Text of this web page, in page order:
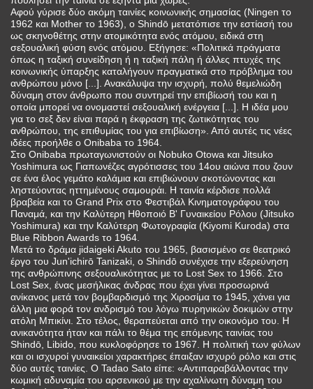
Αφού γύρισε δύο ακόμη ταινίες κοινωνικής σημασίας (Ningen το
1962 και Mother το 1963), ο Shindō μετατόπισε την εστίασή του
ως σκηνοθέτης στην ατομικότητα ενός ατόμου, ειδικά στη
σεξουαλική φύση ενός ατόμου. Εξήγησε: «Πολιτικά πράγματα
όπως η ταξική συνείδηση ή η ταξική πάλη ή άλλες πτυχές της
κοινωνικής ύπαρξης καταλήγουν πραγματικά στο πρόβλημα του
ανθρώπου μόνο [...]. Ανακάλυψα την ισχυρή, πολύ θεμελιώδη
δύναμη στον άνθρωπο που συντηρεί την επιβίωσή του και η
οποία μπορεί να ονομαστεί σεξουαλική ενέργεια [...]. Η ιδέα μου
για το σεξ δεν είναι παρά η έκφραση της ζωτικότητας του
ανθρώπου, της επιθυμίας του για επιβίωση». Από αυτές τις νέες
ιδέες προήλθε ο Onibaba το 1964.
Στο Onibaba πρωταγωνιστούν οι Nobuko Otowa και Jitsuko
Yoshimura ως Γιαπωνέζες αγρότισσες του 14ου αιώνα που ζουν
σε ένα έλος γεμάτο καλάμια και επιβιώνουν σκοτώνοντας και
ληστεύοντας ηττημένους σαμουράι. Η ταινία κέρδισε πολλά
βραβεία και το Grand Prix στο Φεστιβάλ Κινηματογράφου του
Παναμά, και την Καλύτερη Ηθοποιό Β' Γυναικείου Ρόλου (Jitsuko
Yoshimura) και την Καλύτερη Φωτογραφία (Kiyomi Kuroda) στα
Blue Ribbon Awards το 1964.
Μετά το δράμα jidaigeki Akuto του 1965, βασισμένο σε θεατρικό
έργο του Jun'ichirō Tanizaki, ο Shindō συνέχισε την εξερεύνηση
της ανθρώπινης σεξουαλικότητας με το Lost Sex το 1966. Στο
Lost Sex, ένας μεσήλικας άνδρας που έχει γίνει προσωρινά
ανίκανος μετά τον βομβαρδισμό της Χιροσίμα το 1945, χάνει για
άλλη μια φορά τον ανδρισμό του λόγω πυρηνικών δοκιμών στην
ατόλη Μπικίνι. Στο τέλος, θεραπεύεται από την οικονόμο του. Η
ανικανότητα ήταν και πάλι το θέμα της επόμενης ταινίας του
Shindō, Libido, που κυκλοφόρησε το 1967. Η πολιτική των φύλων
και οι ισχυροί γυναικείοι χαρακτήρες έπαιξαν ισχυρό ρόλο και στις
δύο αυτές ταινίες. Ο Tadao Sato είπε: «Αντιπαραβάλλοντας την
κωμική αδυναμία του αρσενικού με την αχαλίνωτη δύναμη του